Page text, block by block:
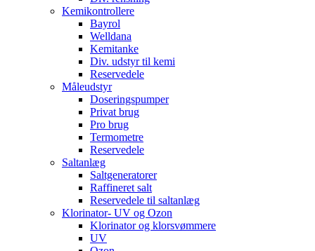
Kemikontrollere
Bayrol
Welldana
Kemitanke
Div. udstyr til kemi
Reservedele
Måleudstyr
Doseringspumper
Privat brug
Pro brug
Termometre
Reservedele
Saltanlæg
Saltgeneratorer
Raffineret salt
Reservedele til saltanlæg
Klorinator- UV og Ozon
Klorinator og klorsvømmere
UV